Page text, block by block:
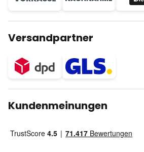
Versandpartner
Kundenmeinungen